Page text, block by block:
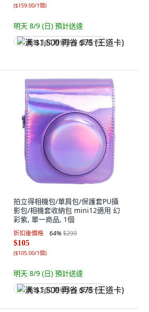
($159.00/1個)
明天 8/9 (日) 預計送達
满 $1,500 再省 $75 (王道卡)
拍立得相機包/單肩包/保護套PU攝
影包/相機套收納包 mini12適用 幻
彩紫, 單一商品, 1個
折扣後價格 64%$299
$105
($105.00/1個)
明天 8/9 (日) 預計送達
满 $1,500 再省 $75 (王道卡)